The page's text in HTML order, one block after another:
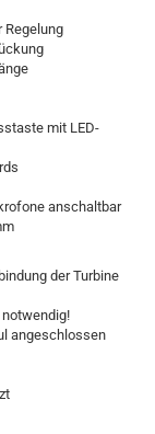
Regelung
mit LED-
anschaltbar
der Turbine
notwendig!
angeschlossen